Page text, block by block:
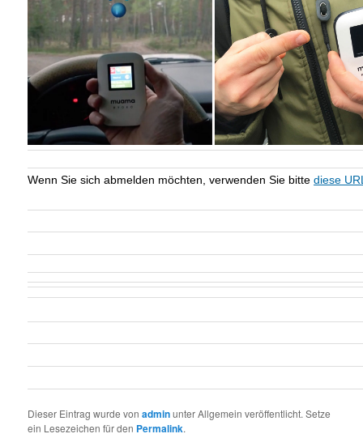
Wenn Sie sich abmelden möchten, verwenden Sie bittediese
Dieser Eintrag wurde vonadminunter Allgemein veröffentlicht. Setze
ein Lesezeichen für den Permalink.